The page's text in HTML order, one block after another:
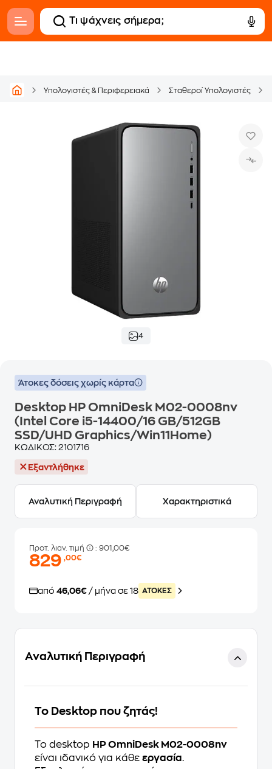
Υπολογιστές & Περιφερειακά Σταθεροί Υπολογιστές
4
Άτοκες δόσεις χωρίς κάρτα
Desktop HP OmniDesk M02-0008nv
(Intel Core i5-14400/16 GB/512GB
SSD/UHD Graphics/Win11Home)
ΚΩΔΙΚΟΣ: 2101716
Εξαντλήθηκε
Αναλυτική Περιγραφή Χαρακτηριστικά
Προτ. λιαν. τιμή : 901,00€
829,00€
από 46,06€ / μήνα σε 18 ATOKEΣ
Αναλυτική Περιγραφή
Το Desktop που ζητάς!
Το desktop HP OmniDesk M02-0008nv
είναι ιδανικό για κάθε εργασία.